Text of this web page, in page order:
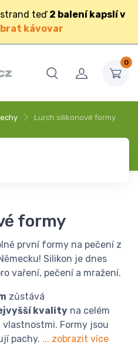
teď 2 balení kapslí v
kávovar
0
Lurch silikonové formy
formy
první formy na pečení z
Silikon je dnes
vaření, pečení a mražení.
zůstává
kvality na celém
Formy jsou
pachy. ... zobrazit více